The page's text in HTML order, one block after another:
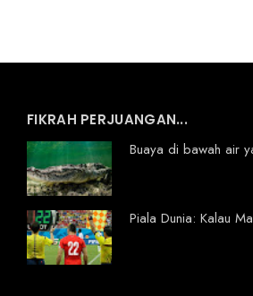
FIKRAH PERJUANGAN...
Buaya di bawah air
Piala Dunia: Kalau